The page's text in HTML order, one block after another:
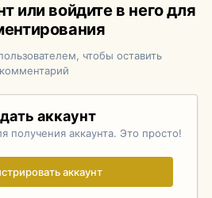
или войдите в него для
чтобы оставить
комментарий
аккаунт
получения аккаунта. Это просто!
аккаунт